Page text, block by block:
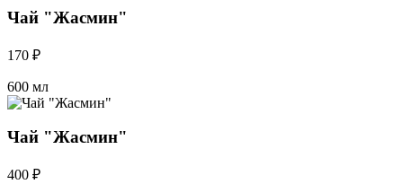
Чай "Жасмин"
170 ₽
600 мл
Чай "Жасмин"
400 ₽